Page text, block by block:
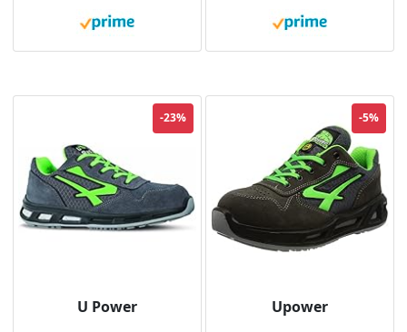
Yellow 38
-23%
U Power
-5%
Upower